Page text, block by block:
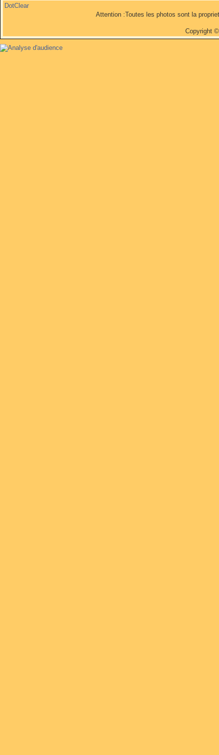
DotClear
Attention :Toutes les photos sont la
Copyright